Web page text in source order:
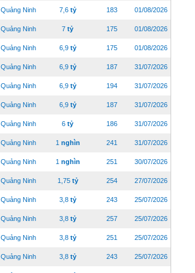
Quảng Ninh 7,6 tỷ 183 01/08/2026
Quảng Ninh 7 tỷ 175 01/08/2026
Quảng Ninh 6,9 tỷ 175 01/08/2026
Quảng Ninh 6,9 tỷ 187 31/07/2026
Quảng Ninh 6,9 tỷ 194 31/07/2026
Quảng Ninh 6,9 tỷ 187 31/07/2026
Quảng Ninh 6 tỷ 186 31/07/2026
Quảng Ninh 1 nghìn 241 31/07/2026
Quảng Ninh 1 nghìn 251 30/07/2026
Quảng Ninh 1,75 tỷ 254 27/07/2026
Quảng Ninh 3,8 tỷ 243 25/07/2026
Quảng Ninh 3,8 tỷ 257 25/07/2026
Quảng Ninh 3,8 tỷ 251 25/07/2026
Quảng Ninh 3,8 tỷ 243 25/07/2026